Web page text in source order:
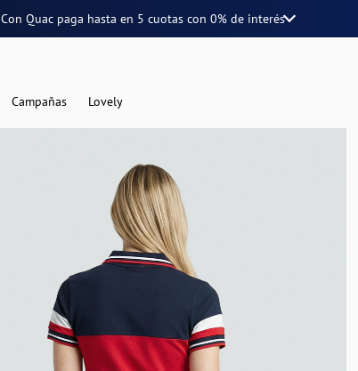
Con Quac paga hasta en 5 cuotascon 0% de interés
Campañas Lovely